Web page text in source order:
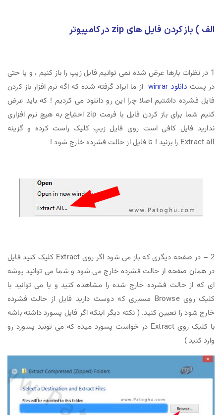
الف ) باز کردن فایل های zip در کامپیوتر
1 در نظرات بارها عرض شده نمی توانیم فایل زیپ را باز کنیم ، و یا حتی
در پست دانلود winrar
از ما ایراد گرفته شده که اگه نرم افزار باز کردن
فایل فشرده داشتیم اصلا چرا این رو دانلود می کردیم ! که باید عرض
کنیم شما برای باز کردن فایل با فرمت zip احتیاج به هیچ نرم افزاری
ندارید فایل کافی است روی فایل زیپ کلیک راست کرده و گزینه
Extract all را بزنید ! تا فایل از حالت فشرده خارج شود !
2 – در صفحه دیگری که باز می شود اگر روی Extract کلیک کنید فایل
در همان صفحه از حالت فشرده خارج می شود و شما می توانید پوشه
ای که از حالت فشرده خارج شده را مشاهده کنید و یا می توانید با
کلیک روی Browse مسیری که دوست دارید فایل از حالت فشرده
خارج شود را تعیین کنید. ( نکته دیگر اینکه اگر فایل پسورد داشته باشه
با کلیک روی Extract در خواست پسورد میده که می تونید پسورد رو
وارد کنید )